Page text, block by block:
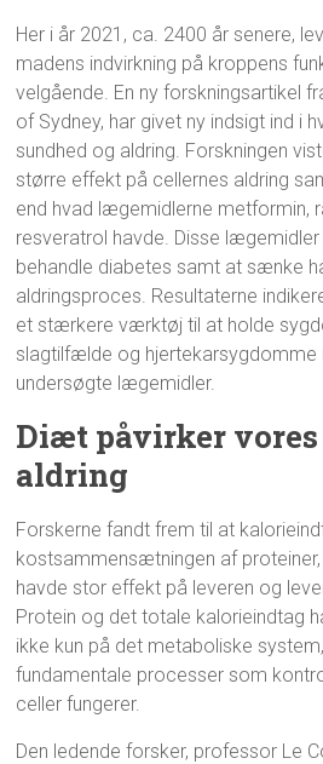
Her i år 2021, ca. 2400 år senere,
madens indvirkning på kroppens
velgående. En ny forskningsartikel
of Sydney, har givet ny indsigt ind i
sundhed og aldring. Forskningen
større effekt på cellernes aldring
end hvad lægemidlerne metformin,
resveratrol havde. Disse
behandle diabetes samt at sænke
aldringsproces. Resultaterne
et stærkere værktøj til at holde
slagtilfælde og hjertekarsygdomme
undersøgte lægemidler.
Diæt påvirker vores
aldring
Forskerne fandt frem til at
kostsammensætningen af
havde stor effekt på leveren og
Protein og det totale kalorieindtag
ikke kun på det metaboliske
fundamentale processer som
celler fungerer.
Den ledende forsker, professor Le